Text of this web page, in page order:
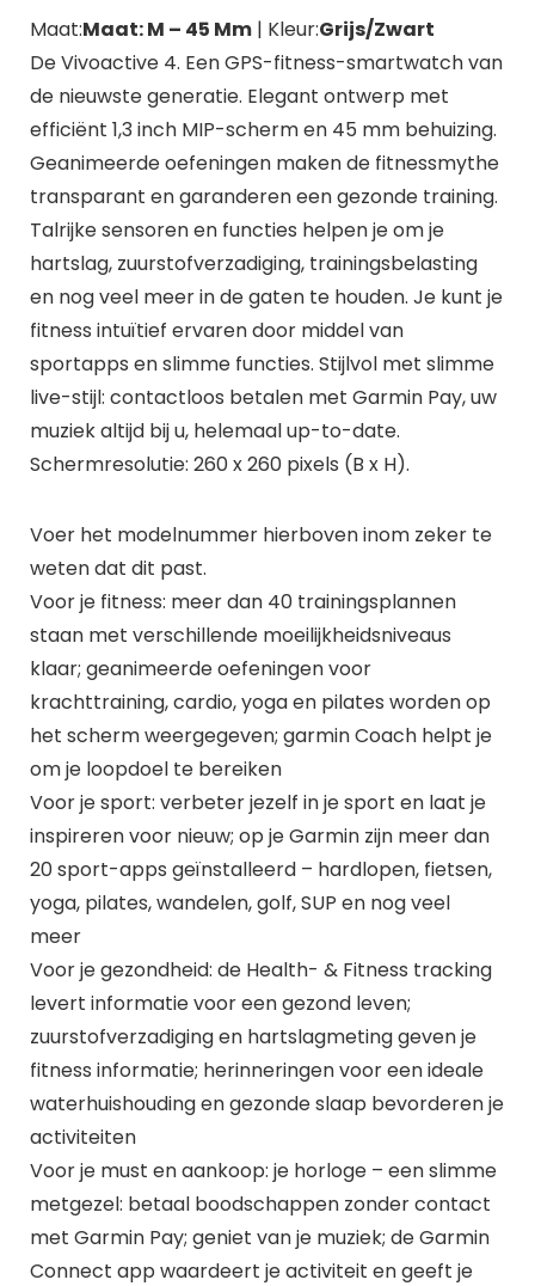
Maat:Maat: M – 45 Mm| Kleur:Grijs/Zwart
De Vivoactive 4. Een GPS-fitness-smartwatch van
de nieuwste generatie. Elegant ontwerp met
efficiënt 1,3 inch MIP-scherm en 45 mm behuizing.
Geanimeerde oefeningen maken de fitnessmythe
transparant en garanderen een gezonde training.
Talrijke sensoren en functies helpen je om je
hartslag, zuurstofverzadiging, trainingsbelasting
en nog veel meer in de gaten te houden. Je kunt je
fitness intuïtief ervaren door middel van
sportapps en slimme functies. Stijlvol met slimme
live-stijl: contactloos betalen met Garmin Pay, uw
muziek altijd bij u, helemaal up-to-date.
Schermresolutie: 260 x 260 pixels (B x H).
Voer het modelnummer hierboven inom zeker te
weten dat dit past.
Voor je fitness: meer dan 40 trainingsplannen
staan met verschillende moeilijkheidsniveaus
klaar; geanimeerde oefeningen voor
krachttraining, cardio, yoga en pilates worden op
het scherm weergegeven; garmin Coach helpt je
om je loopdoel te bereiken
Voor je sport: verbeter jezelf in je sport en laat je
inspireren voor nieuw; op je Garmin zijn meer dan
20 sport-apps geïnstalleerd – hardlopen, fietsen,
yoga, pilates, wandelen, golf, SUP en nog veel
meer
Voor je gezondheid: de Health- & Fitness tracking
levert informatie voor een gezond leven;
zuurstofverzadiging en hartslagmeting geven je
fitness informatie; herinneringen voor een ideale
waterhuishouding en gezonde slaap bevorderen je
activiteiten
Voor je must en aankoop: je horloge – een slimme
metgezel: betaal boodschappen zonder contact
met Garmin Pay; geniet van je muziek; de Garmin
Connect app waardeert je activiteit en geeft je